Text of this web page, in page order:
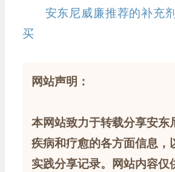
安东尼威廉推荐的补充
买
网站声明：
本网站致力于转载分享安东
疾病和疗愈的各方面信息，
实践分享记录。网站内容仅